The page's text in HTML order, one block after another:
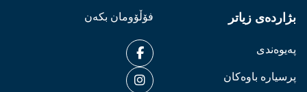
بژاردەی زیاتر
پەیوەندی
پرسیارە باوەکان
فۆڵۆومان بکەن